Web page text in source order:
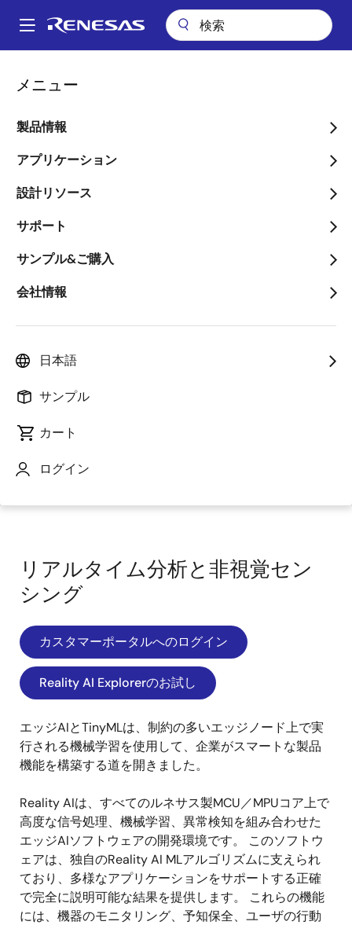
ン
Main
メニュー
製品情報
アプリケーション
設計リソース
サポート
サンプル&ご購入
会社情報
日本語
サンプル
カート
ログイン
パ
ン
く
ず
析
ページセクションへ移動：
リアルタイム分析と非視覚セン
シング
カスタマーポータルへのログイン
Reality AI Explorerのお試し
エッジAIとTinyMLは、制約の多いエッジノード上で実
行される機械学習を使用して、企業がスマートな製品
機能を構築する道を開きました。
Reality AIは、すべてのルネサス製MCU／MPUコア上で
高度な信号処理、機械学習、異常検知を組み合わせた
エッジAIソフトウェアの開発環境です。 このソフトウ
ェアは、独自のReality AI MLアルゴリズムに支えられ
ており、多様なアプリケーションをサポートする正確
で完全に説明可能な結果を提供します。 これらの機能
には、機器のモニタリング、予知保全、ユーザの行動